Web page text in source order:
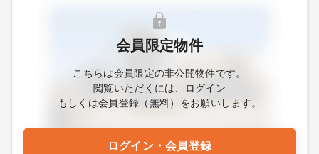
会員限定物件
こちらは会員限定の非公開物件です。
閲覧いただくには、ログイン
もしくは会員登録（無料）をお願いします。
ログイン・会員登録